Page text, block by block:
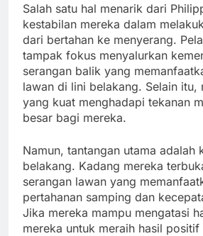
Salah satu hal menarik dari
kestabilan mereka dalam
dari bertahan ke menyerang.
tampak fokus menyalurkan
serangan balik yang
lawan di lini belakang. Selain itu,
yang kuat menghadapi tekanan
besar bagi mereka.
Namun, tantangan utama adalah
belakang. Kadang mereka
serangan lawan yang
pertahanan samping dan
Jika mereka mampu mengatasi
mereka untuk meraih hasil positif